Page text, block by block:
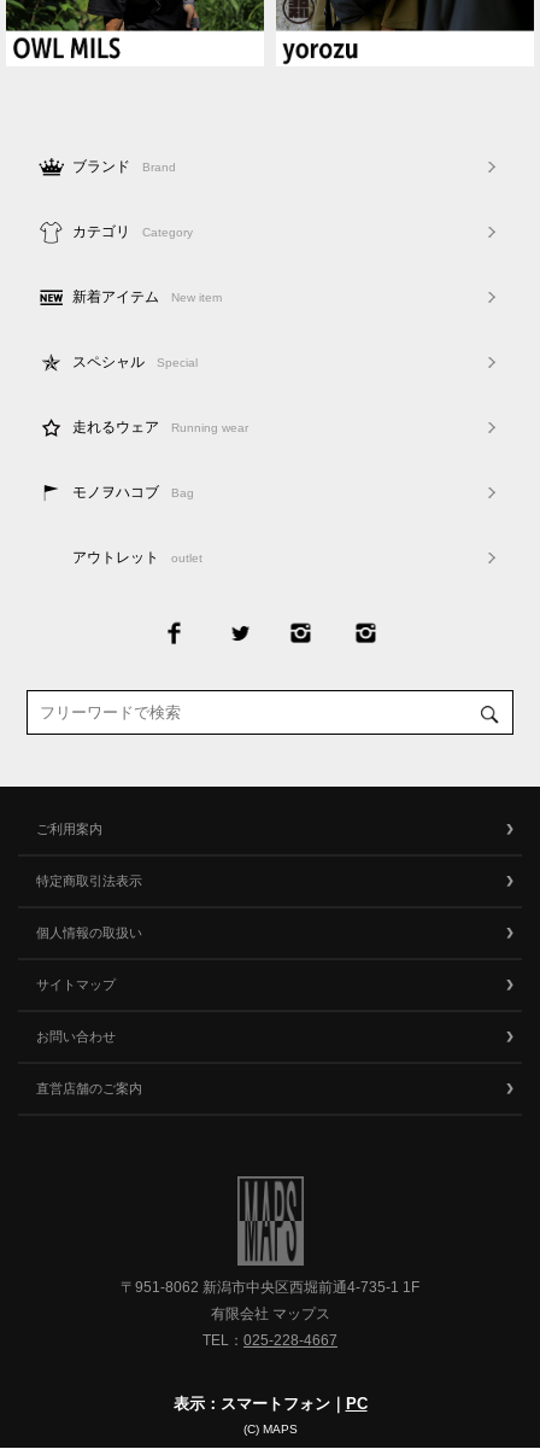
ブランド Brand
カテゴリ Category
新着アイテム New item
スペシャル Special
走れるウェア Running wear
モノヲハコブ Bag
アウトレット outlet
ご利用案内
特定商取引法表示
個人情報の取扱い
サイトマップ
お問い合わせ
直営店舗のご案内
〒951-8062 新潟市中央区西堀前通4-735-1 1F
有限会社 マップス
TEL： 025-228-4667
表示：スマートフォン｜ PC
(C) MAPS